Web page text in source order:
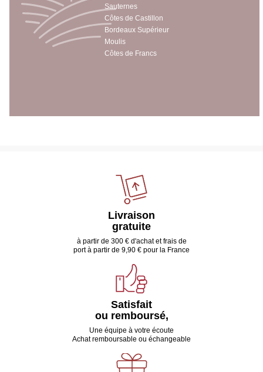
Sauternes
Côtes de Castillon
Bordeaux Supérieur
Moulis
Côtes de Francs
Livraison
gratuite
à partir de 300 € d'achat et frais de
port à partir de 9,90 € pour la France
Satisfait
ou remboursé,
Une équipe à votre écoute
Achat remboursable ou échangeable